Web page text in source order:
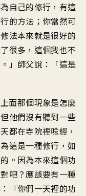
自己的修行 ， 有這
的方法 ； 你當然可
法本來就是很好的
很多 ， 這個我也不
。」 師父說：「這是
面那個現象是怎麼
但他們沒有聽到一些
都在寺院裡唸經 ，
這是一種修行 ，如
。 因為本來這個功
吧？應該要有一種
：『你們一天裡的功